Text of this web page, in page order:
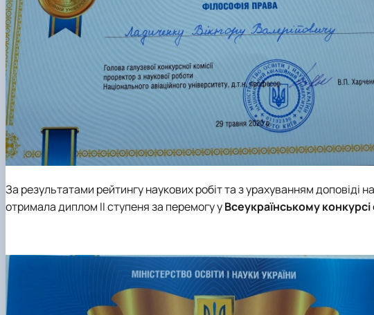
За результатами рейтингу наукових робіт та з урахуванням доповіді
отрималадиплом ІІ ступеняза перемогу уВсеукраїнському